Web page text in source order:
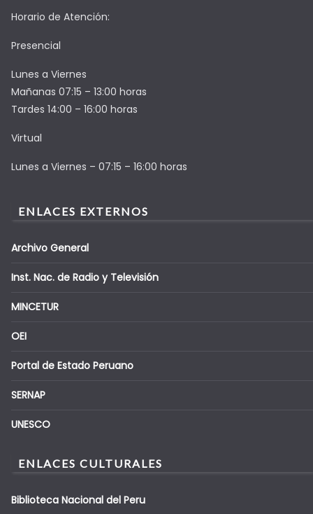
Horario de Atención:
Presencial
Lunes a Viernes
Mañanas 07:15 – 13:00 horas
Tardes 14:00 – 16:00 horas
Virtual
Lunes a Viernes – 07:15 – 16:00 horas
ENLACES EXTERNOS
Archivo General
Inst. Nac. de Radio y Televisión
MINCETUR
OEI
Portal de Estado Peruano
SERNAP
UNESCO
ENLACES CULTURALES
Biblioteca Nacional del Peru